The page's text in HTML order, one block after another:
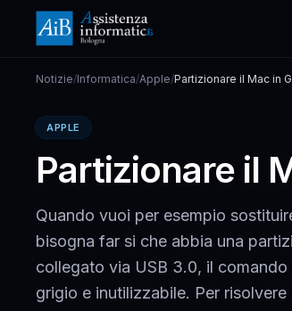
Notizie/Informatica/Apple/Partizionare il Mac in
APPLE
Partizionare il
Quando vuoi per esempio
bisogna far si che abbia una
collegato via USB 3.0, il
grigio e inutilizzabile. Per